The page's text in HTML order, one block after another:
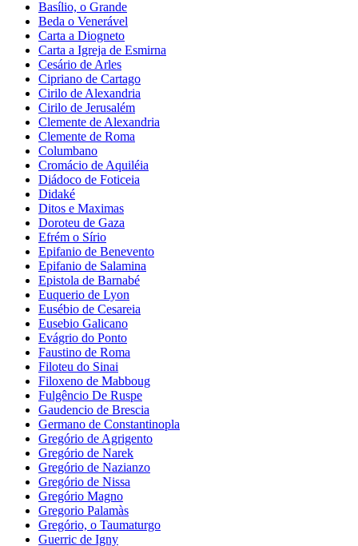
Basílio, o Grande
Beda o Venerável
Carta a Diogneto
Carta a Igreja de Esmirna
Cesário de Arles
Cipriano de Cartago
Cirilo de Alexandria
Cirilo de Jerusalém
Clemente de Alexandria
Clemente de Roma
Columbano
Cromácio de Aquiléia
Diádoco de Foticeia
Didaké
Ditos e Maximas
Doroteu de Gaza
Efrém o Sírio
Epifanio de Benevento
Epifanio de Salamina
Epistola de Barnabé
Euquerio de Lyon
Eusébio de Cesareia
Eusebio Galicano
Evágrio do Ponto
Faustino de Roma
Filoteu do Sinai
Filoxeno de Mabboug
Fulgêncio De Ruspe
Gaudencio de Brescia
Germano de Constantinopla
Gregório de Agrigento
Gregório de Narek
Gregório de Nazianzo
Gregório de Nissa
Gregório Magno
Gregorio Palamàs
Gregório, o Taumaturgo
Guerric de Igny